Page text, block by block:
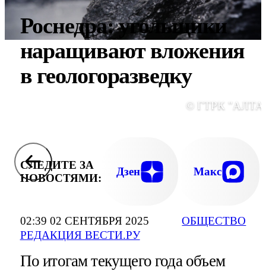
02:39 02 СЕНТЯБРЯ 2025
РЕДАКЦИЯ ВЕСТИ.РУ
ОБЩЕСТВО
Роснедра: угольщики
наращивают вложения
в геологоразведку
© ГТРК
СЛЕДИТЕ ЗА
НОВОСТЯМИ:
Дзен Макс
По итогам текущего года объем